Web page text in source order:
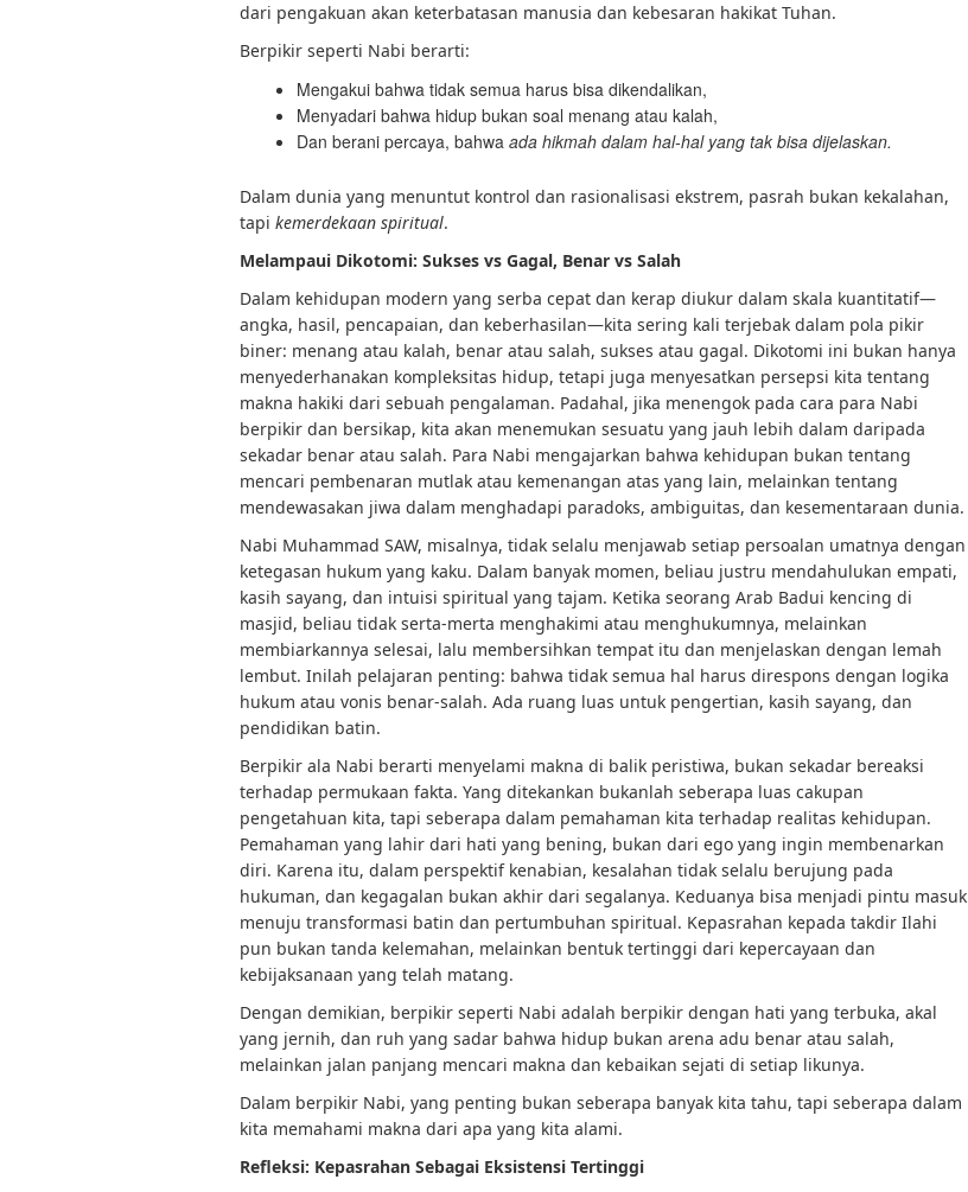
dari pengakuan akan keterbatasan manusia dan kebesaran hakikat Tuhan.
Berpikir seperti Nabi berarti:
Mengakui bahwa tidak semua harus bisa dikendalikan,
Menyadari bahwa hidup bukan soal menang atau kalah,
Dan berani percaya, bahwa ada hikmah dalam hal-hal yang tak bisa dijelaskan.
Dalam dunia yang menuntut kontrol dan rasionalisasi ekstrem, pasrah bukan kekalahan,
tapi kemerdekaan spiritual.
Melampaui Dikotomi: Sukses vs Gagal, Benar vs Salah
Dalam kehidupan modern yang serba cepat dan kerap diukur dalam skala kuantitatif—
angka, hasil, pencapaian, dan keberhasilan—kita sering kali terjebak dalam pola pikir
biner: menang atau kalah, benar atau salah, sukses atau gagal. Dikotomi ini bukan hanya
menyederhanakan kompleksitas hidup, tetapi juga menyesatkan persepsi kita tentang
makna hakiki dari sebuah pengalaman. Padahal, jika menengok pada cara para Nabi
berpikir dan bersikap, kita akan menemukan sesuatu yang jauh lebih dalam daripada
sekadar benar atau salah. Para Nabi mengajarkan bahwa kehidupan bukan tentang
mencari pembenaran mutlak atau kemenangan atas yang lain, melainkan tentang
mendewasakan jiwa dalam menghadapi paradoks, ambiguitas, dan kesementaraan dunia.
Nabi Muhammad SAW, misalnya, tidak selalu menjawab setiap persoalan umatnya dengan
ketegasan hukum yang kaku. Dalam banyak momen, beliau justru mendahulukan empati,
kasih sayang, dan intuisi spiritual yang tajam. Ketika seorang Arab Badui kencing di
masjid, beliau tidak serta-merta menghakimi atau menghukumnya, melainkan
membiarkannya selesai, lalu membersihkan tempat itu dan menjelaskan dengan lemah
lembut. Inilah pelajaran penting: bahwa tidak semua hal harus direspons dengan logika
hukum atau vonis benar-salah. Ada ruang luas untuk pengertian, kasih sayang, dan
pendidikan batin.
Berpikir ala Nabi berarti menyelami makna di balik peristiwa, bukan sekadar bereaksi
terhadap permukaan fakta. Yang ditekankan bukanlah seberapa luas cakupan
pengetahuan kita, tapi seberapa dalam pemahaman kita terhadap realitas kehidupan.
Pemahaman yang lahir dari hati yang bening, bukan dari ego yang ingin membenarkan
diri. Karena itu, dalam perspektif kenabian, kesalahan tidak selalu berujung pada
hukuman, dan kegagalan bukan akhir dari segalanya. Keduanya bisa menjadi pintu masuk
menuju transformasi batin dan pertumbuhan spiritual. Kepasrahan kepada takdir Ilahi
pun bukan tanda kelemahan, melainkan bentuk tertinggi dari kepercayaan dan
kebijaksanaan yang telah matang.
Dengan demikian, berpikir seperti Nabi adalah berpikir dengan hati yang terbuka, akal
yang jernih, dan ruh yang sadar bahwa hidup bukan arena adu benar atau salah,
melainkan jalan panjang mencari makna dan kebaikan sejati di setiap likunya.
Dalam berpikir Nabi, yang penting bukan seberapa banyak kita tahu, tapi seberapa dalam
kita memahami makna dari apa yang kita alami.
Refleksi: Kepasrahan Sebagai Eksistensi Tertinggi